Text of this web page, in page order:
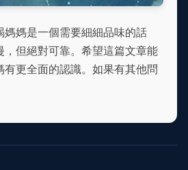
媽媽是一個需要細細品味的話
，但絕對可靠。希望這篇文章能
有更全面的認識。如果有其他問